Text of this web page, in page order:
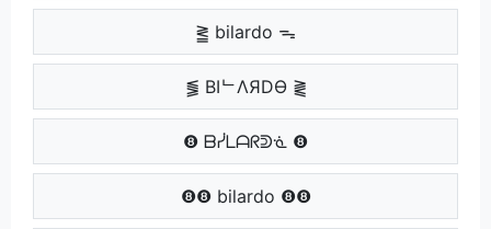
⪒ bilardo ᯓ
⪓ BIᄂΛЯDӨ ⪔
❽ ᗷᓰᒪᗩᖇᕲᓍ ❽
❽❽ bilardo ❽❽